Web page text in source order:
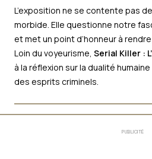
L’exposition ne se contente pas
morbide. Elle questionne notre
et met un point d’honneur à
Loin du voyeurisme, Serial Killer :
à la réflexion sur la dualité
des esprits criminels.
PUBLICITÉ